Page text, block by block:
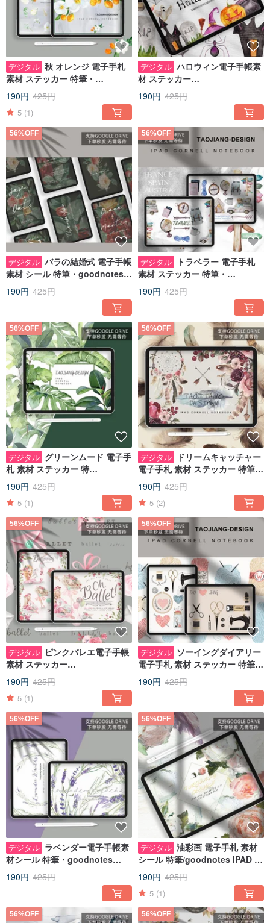
デジタル 秋 オレンジ 電子手札
素材 ステッカー 特筆・
goodnotes IPAD note 手札
190円 425円
5 (1)
デジタル ハロウィン電子手帳素
材 ステッカー
notability/goodnotes IPADノー
ト手帳
190円 425円
56%OFF
デジタル バラの結婚式 電子手帳
素材 シール 特筆・goodnotes
IPADノート手帳
190円 425円
56%OFF
デジタル
トラベラー 電子手札
素材 ステッカー 特筆・
goodnotes IPAD note 手札
190円 425円
56%OFF
デジタル グリーンムード 電子手
札 素材 ステッカー 特
筆/goodnotes IPAD ノート 手札
190円 425円
5 (1)
56%OFF
デジタル
ドリームキャッチャー
電子手札 素材 ステッカー 特筆・
goodnotes IPAD note 手札
190円 425円
5 (2)
56%OFF
デジタル ピンクバレエ電子手帳
素材 ステッカー
notability/goodnotes IPADノー
ト手帳
190円 425円
5 (1)
56%OFF
デジタル ソーイングダイアリー
電子手札 素材 ステッカー 特筆・
goodnotes IPAD note 手札
190円 425円
56%OFF
デジタル ラベンダー電子手帳素
材シール 特筆・goodnotes
IPADノート手帳
190円 425円
56%OFF
デジタル 油彩画 電子手札 素材
シール 特筆/goodnotes IPAD ノ
ート 手札
190円 425円
5 (1)
56%OFF 56%OFF